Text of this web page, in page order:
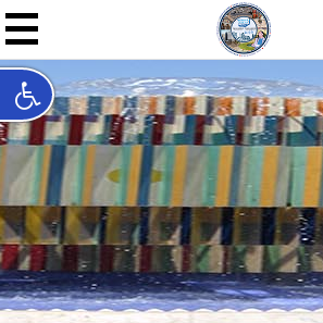
שלי
ישראלי בעריכת אילן
להיסטוריה של תל אביב ותולדות ארץ ישראל -
חייגו עכשיו:052-7747748
שלחו פנייה:ilan@mytelaviv.co.il
English עברית צור קשר